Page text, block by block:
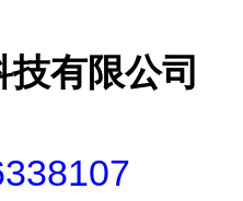
有限公司